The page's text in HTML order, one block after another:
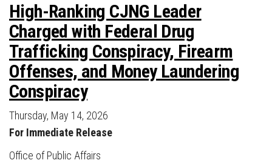
High-Ranking CJNG Leader
Charged with Federal Drug
Trafficking Conspiracy, Firearm
Offenses, and Money Laundering
Conspiracy
Thursday, May 14, 2026
For Immediate Release
Office of Public Affairs